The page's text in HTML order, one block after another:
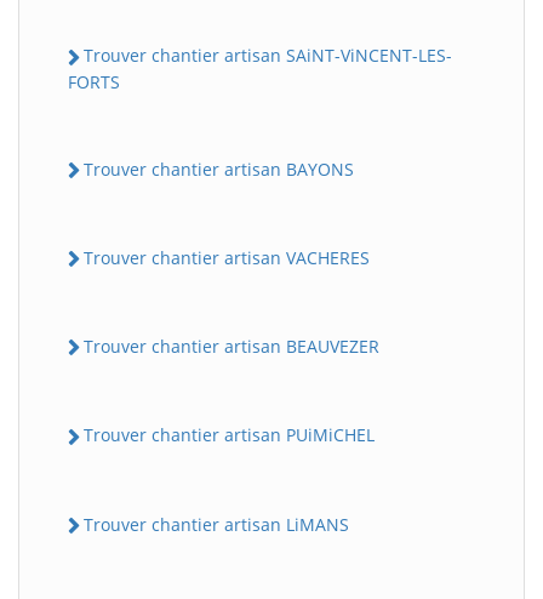
Trouver chantier artisan SAiNT-ViNCENT-LES-
FORTS
Trouver chantier artisan BAYONS
Trouver chantier artisan VACHERES
Trouver chantier artisan BEAUVEZER
Trouver chantier artisan PUiMiCHEL
Trouver chantier artisan LiMANS